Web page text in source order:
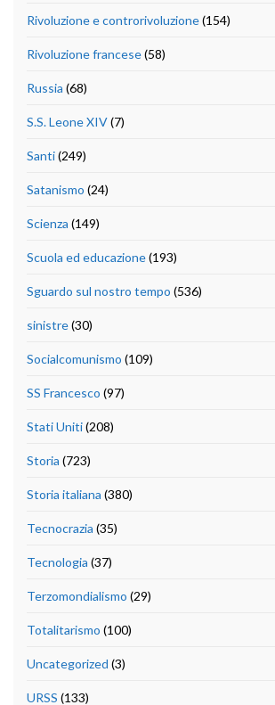
Rivoluzione e controrivoluzione(154)
Rivoluzione francese(58)
Russia (68)
S.S. Leone XIV(7)
Santi(249)
Satanismo (24)
Scienza (149)
Scuola ed educazione(193)
Sguardo sul nostro tempo (536)
sinistre(30)
Socialcomunismo (109)
SS Francesco (97)
Stati Uniti(208)
Storia (723)
Storia italiana (380)
Tecnocrazia (35)
Tecnologia (37)
Terzomondialismo (29)
Totalitarismo (100)
Uncategorized (3)
URSS (133)